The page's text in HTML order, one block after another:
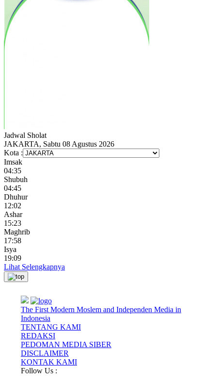
Jadwal Sholat
JAKARTA, Sabtu 08 Agustus 2026
Kota :
Imsak
04:35
Shubuh
04:45
Dhuhur
12:02
Ashar
15:23
Maghrib
17:58
Isya
19:09
Lihat Selengkapnya
The First Modern Moslem and Independen Media in
Indonesia
TENTANG KAMI
REDAKSI
PEDOMAN MEDIA SIBER
DISCLAIMER
KONTAK KAMI
Follow Us :